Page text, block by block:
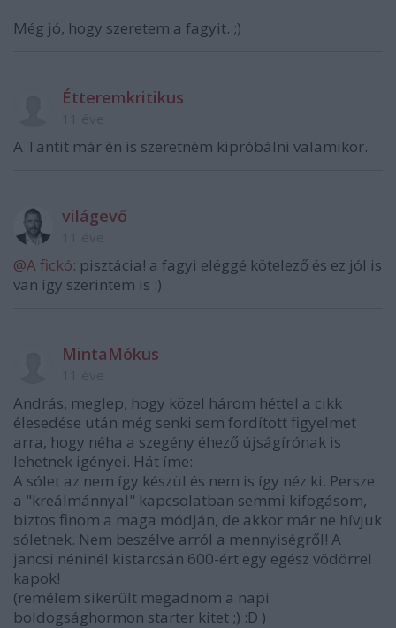
Még jó, hogy szeretem a fagyit. ;)
Étteremkritikus
A Tantit már én is szeretném kipróbálni valamikor.
világevő
@A fickó: pisztácia! a fagyi eléggé kötelező és ez jól is
van így szerintem is :)
MintaMókus
András, meglep, hogy közel három héttel a cikk
élesedése után még senki sem fordított figyelmet
arra, hogy néha a szegény éhező újságírónak is
lehetnek igényei. Hát íme:
A sólet az nem így készül és nem is így néz ki. Persze
a "kreálmánnyal" kapcsolatban semmi kifogásom,
biztos finom a maga módján, de akkor már ne hívjuk
sóletnek. Nem beszélve arról a mennyiségről! A
jancsi néninél kistarcsán 600-ért egy egész vödörrel
kapok!
(remélem sikerült megadnom a napi
boldogsághormon starter kitet ;) :D )